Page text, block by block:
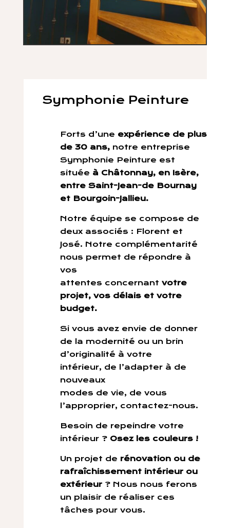
Symphonie Peinture
Forts d’une expérience de plus
de 30 ans, notre entreprise
Symphonie Peinture est
située à Châtonnay, en Isère,
entre Saint-Jean-de Bournay
et Bourgoin-Jallieu.
Notre équipe se compose de
deux associés : Florent et
José. Notre complémentarité
nous permet de répondre à
vos
attentes concernantvotre
projet, vos délais et votre
budget.
Si vous avez envie de donner
de la modernité ou un brin
d’originalité à votre
intérieur, de l’adapter à de
nouveaux
modes de vie, de vous
l’approprier, contactez-nous.
Besoin de repeindre votre
intérieur ? Osez les couleurs !
Un projet de rénovation ou de
rafraîchissement intérieur ou
extérieur? Nous nous ferons
un plaisir de réaliser ces
tâches pour vous.